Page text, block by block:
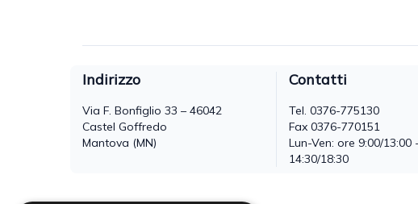
Indirizzo
Via F. Bonfiglio 33 – 46042
Castel Goffredo
Mantova (MN)
Contatti
Tel.0376-775130
Fax 0376-770151
Lun-Ven: ore 9:00/13:00 -
14:30/18:30